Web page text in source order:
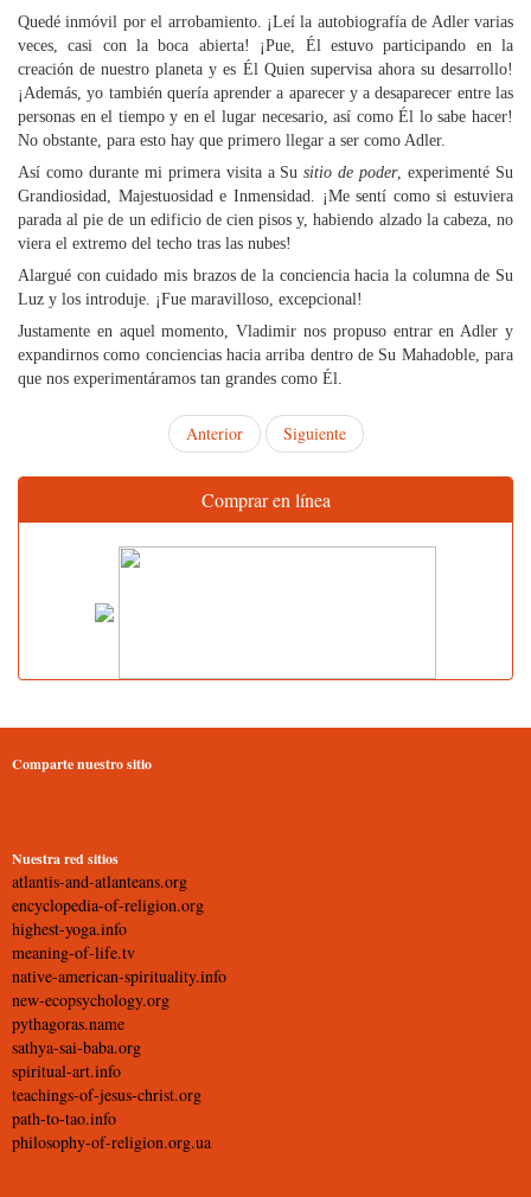
Quedé inmóvil por el arrobamiento. ¡Leí la autobiografía de Adler varias
veces, casi con la boca abierta! ¡Pue, Él estuvo participando en la
creación de nuestro planeta y es Él Quien supervisa ahora su desarrollo!
¡Además, yo también quería aprender a aparecer y a desaparecer entre las
personas en el tiempo y en el lugar necesario, así como Él lo sabe hacer!
No obstante, para esto hay que primero llegar a ser como Adler.
Así como durante mi primera visita a Susitio de poder, experimenté Su
Grandiosidad, Majestuosidad e Inmensidad. ¡Me sentí como si estuviera
parada al pie de un edificio de cien pisos y, habiendo alzado la cabeza, no
viera el extremo del techo tras las nubes!
Alargué con cuidado mis brazos de la conciencia hacia la columna de Su
Luz y los introduje. ¡Fue maravilloso, excepcional!
Justamente en aquel momento, Vladimir nos propuso entrar en Adler y
expandirnos como conciencias hacia arriba dentro de Su Mahadoble, para
que nos experimentáramos tan grandes como Él.
Anterior Siguiente
Comprar en línea
Comparte nuestro sitio
Nuestra red sitios
atlantis-and-atlanteans.org
encyclopedia-of-religion.org
highest-yoga.info
meaning-of-life.tv
native-american-spirituality.info
new-ecopsychology.org
pythagoras.name
sathya-sai-baba.org
spiritual-art.info
teachings-of-jesus-christ.org
path-to-tao.info
philosophy-of-religion.org.ua